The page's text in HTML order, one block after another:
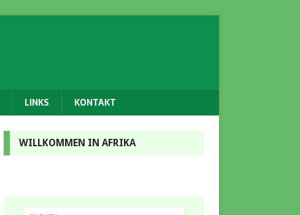
LINKS KONTAKT
WILLKOMMEN IN AFRIKA